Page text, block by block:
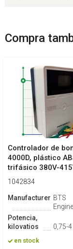
Compra
Controlador de
4000D, plástico
trifásico 380V-
4kW
1042834
ManufactureroBTS
Potencia,
kilovatios
0,75-4
en stock